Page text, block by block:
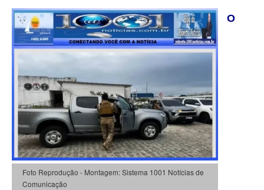
Foto Reprodução - Montagem: Sistema 1001 Notícias de
Comunicação
O